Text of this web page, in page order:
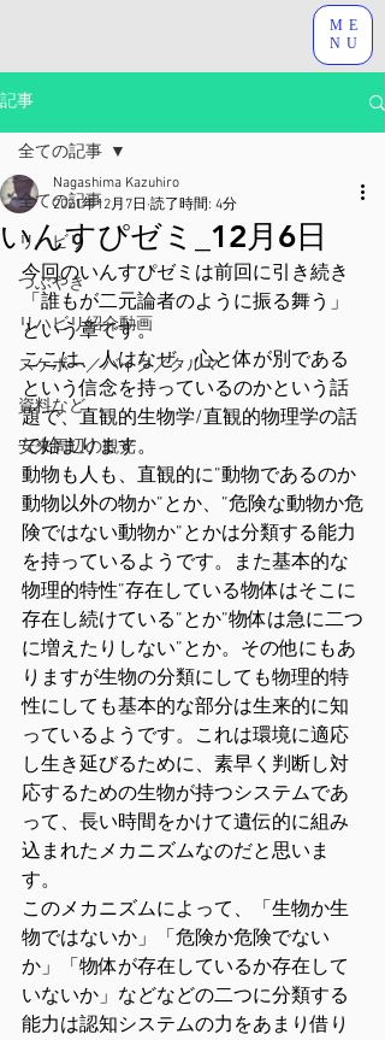
ME
NU
記事
全ての記事
リハビリ
つぶやき
リハビリ紹介動画
スケボー／バイク／クルマ
資料など
安来周辺の観光
全ての記事
いんすぴゼミ_12月6日
Nagashima Kazuhiro
2021年12月7日 読了時間: 4分
今回のいんすぴゼミは前回に引き続き
「誰もが二元論者のように振る舞う」
という章です。
ここは、人はなぜ、心と体が別である
という信念を持っているのかという話
題で、直観的生物学/直観的物理学の話
で始まります。
動物も人も、直観的に”動物であるのか
動物以外の物か”とか、”危険な動物か危
険ではない動物か”とかは分類する能力
を持っているようです。また基本的な
物理的特性”存在している物体はそこに
存在し続けている”とか”物体は急に二つ
に増えたりしない”とか。その他にもあ
りますが生物の分類にしても物理的特
性にしても基本的な部分は生来的に知
っているようです。これは環境に適応
し生き延びるために、素早く判断し対
応するための生物が持つシステムであ
って、長い時間をかけて遺伝的に組み
込まれたメカニズムなのだと思いま
す。
このメカニズムによって、「生物か生
物ではないか」「危険か危険でない
か」「物体が存在しているか存在して
いないか」などなどの二つに分類する
能力は認知システムの力をあまり借り